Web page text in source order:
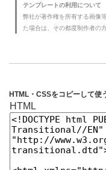
テンプレートの利用について
弊社が著作権を所有する画像
た場合は、その都度制作者の
HTML・CSSをコピーして使
HTML